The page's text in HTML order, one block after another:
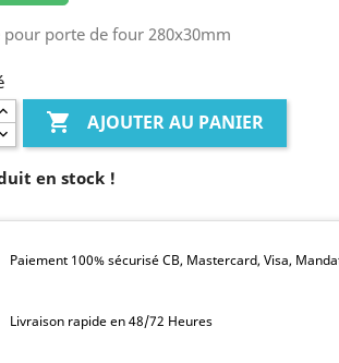
pour porte de four 280x30mm
 AJOUTER AU PANIER
en stock !
Paiement 100% sécurisé CB, Mastercard, Visa,
Livraison rapide en 48/72 Heures